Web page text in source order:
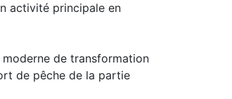
activité principale en
de transformation
de pêche de la partie